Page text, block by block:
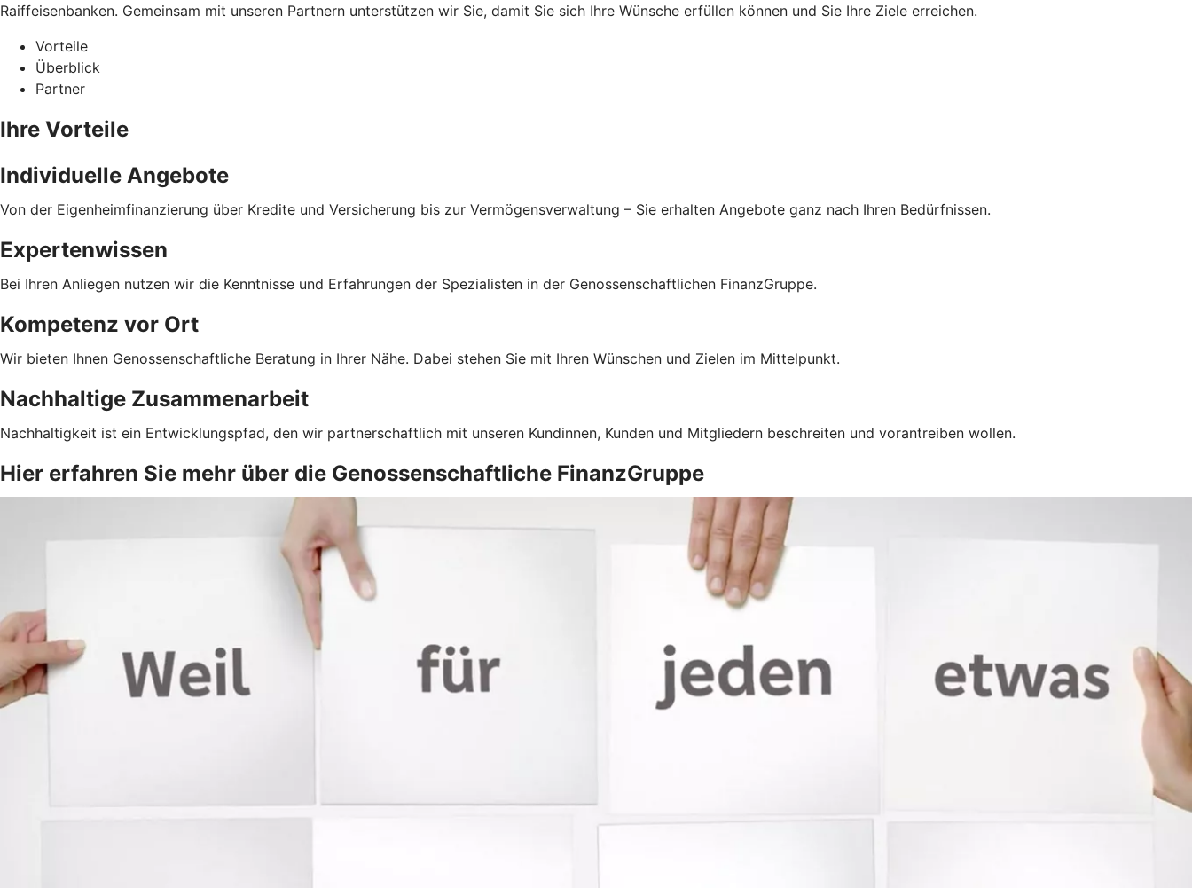
Raiffeisenbanken. Gemeinsam mit unseren Partnern unterstützen wir Sie, damit Sie sich Ihre Wünsche erfüllen können und Sie Ihre Ziele erreichen.
Vorteile
Überblick
Partner
Ihre Vorteile
Individuelle Angebote
Von der Eigenheimfinanzierung über Kredite und Versicherung bis zur Vermögensverwaltung – Sie erhalten Angebote ganz nach Ihren Bedürfnissen.
Expertenwissen
Bei Ihren Anliegen nutzen wir die Kenntnisse und Erfahrungen der Spezialisten in der Genossenschaftlichen FinanzGruppe.
Kompetenz vor Ort
Wir bieten Ihnen Genossenschaftliche Beratung in Ihrer Nähe. Dabei stehen Sie mit Ihren Wünschen und Zielen im Mittelpunkt.
Nachhaltige Zusammenarbeit
Nachhaltigkeit ist ein Entwicklungspfad, den wir partnerschaftlich mit unseren Kundinnen, Kunden und Mitgliedern beschreiten und vorantreiben wollen.
Hier erfahren Sie mehr über die Genossenschaftliche FinanzGruppe